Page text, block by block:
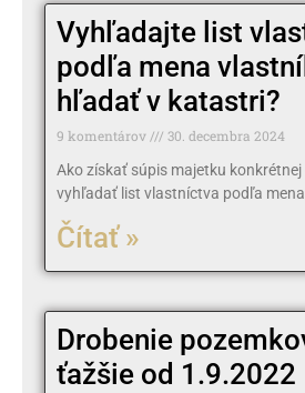
Vyhľadajte list
podľa mena
hľadať v katastri?
9 komentárov
30. decembra 2024
Ako získať súpis majetku konkrétnej
vyhľadať list vlastníctva podľa
Čítať »
Drobenie
ťažšie od 1.9.2022